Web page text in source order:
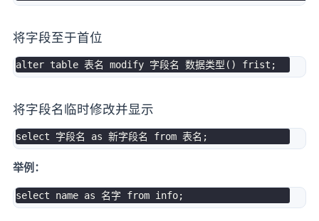
将字段至于首位
alter table 表名 modify 字段名 数据类型 ( ) frist ;
将字段名临时修改并显示
select 字段名 as 新字段名 from 表名 ;
举例：
select name as 名字 from info;